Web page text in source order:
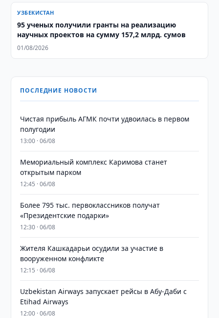
УЗБЕКИСТАН
95 ученых получили гранты на реализацию
научных проектов на сумму 157,2 млрд. сумов
01/08/2026
ПОСЛЕДНИЕ НОВОСТИ
Чистая прибыль АГМК почти удвоилась в первом
полугодии
13:00 · 06/08
Мемориальный комплекс Каримова станет
открытым парком
12:45 · 06/08
Более 795 тыс. первоклассников получат
«Президентские подарки»
12:30 · 06/08
Жителя Кашкадарьи осудили за участие в
вооруженном конфликте
12:15 · 06/08
Uzbekistan Airways запускает рейсы в Абу-Даби с
Etihad Airways
12:00 · 06/08